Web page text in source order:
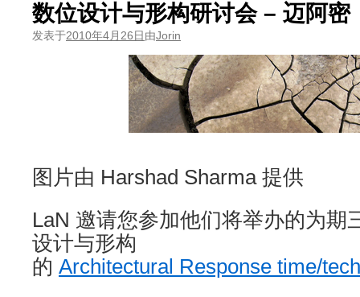
数位设计与形构研讨会 – 迈阿密
发表于2010年4月26日由Jorin
图片由 Harshad Sharma 提供
LaN 邀请您参加他们将举办的为期
设计与形构
的 Architectural Response time/